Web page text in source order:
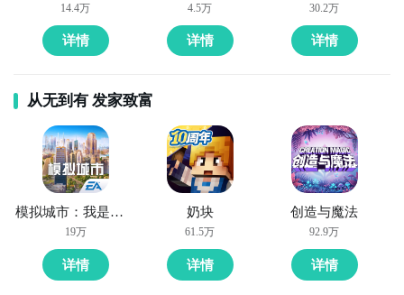
14.4万
详情
4.5万
详情
30.2万
详情
从无到有 发家致富
模拟城市：我是市长
19万
详情
奶块
61.5万
详情
创造与魔法
92.9万
详情